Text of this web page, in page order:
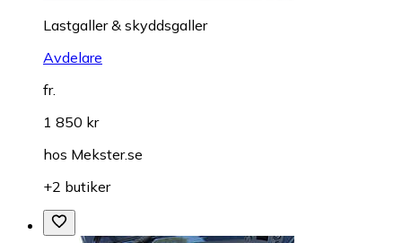
Lastgaller & skyddsgaller
Avdelare
fr.
1 850 kr
hos Mekster.se
+2 butiker